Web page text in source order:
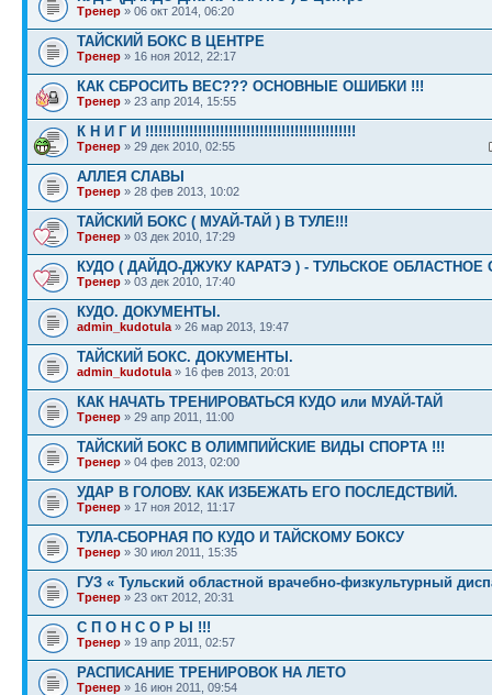
Тренер » 06 окт 2014, 06:20
ТАЙСКИЙ БОКС В ЦЕНТРЕ
Тренер » 16 ноя 2012, 22:17
КАК СБРОСИТЬ ВЕС??? ОСНОВНЫЕ ОШИБКИ !!!
Тренер » 23 апр 2014, 15:55
К Н И Г И !!!!!!!!!!!!!!!!!!!!!!!!!!!!!!!!!!!!!!!!!!!!!!!!
Тренер » 29 дек 2010, 02:55
АЛЛЕЯ СЛАВЫ
Тренер » 28 фев 2013, 10:02
ТАЙСКИЙ БОКС ( МУАЙ-ТАЙ ) В ТУЛЕ!!!
Тренер » 03 дек 2010, 17:29
КУДО ( ДАЙДО-ДЖУКУ КАРАТЭ ) - ТУЛЬСКОЕ ОБЛАСТНОЕ
Тренер » 03 дек 2010, 17:40
КУДО. ДОКУМЕНТЫ.
admin_kudotula » 26 мар 2013, 19:47
ТАЙСКИЙ БОКС. ДОКУМЕНТЫ.
admin_kudotula » 16 фев 2013, 20:01
КАК НАЧАТЬ ТРЕНИРОВАТЬСЯ КУДО или МУАЙ-ТАЙ
Тренер » 29 апр 2011, 11:00
ТАЙСКИЙ БОКС В ОЛИМПИЙСКИЕ ВИДЫ СПОРТА !!!
Тренер » 04 фев 2013, 02:00
УДАР В ГОЛОВУ. КАК ИЗБЕЖАТЬ ЕГО ПОСЛЕДСТВИЙ.
Тренер » 17 ноя 2012, 11:17
ТУЛА-СБОРНАЯ ПО КУДО И ТАЙСКОМУ БОКСУ
Тренер » 30 июл 2011, 15:35
ГУЗ « Тульский областной врачебно-физкультурный
Тренер » 23 окт 2012, 20:31
С П О Н С О Р Ы !!!
Тренер » 19 апр 2011, 02:57
РАСПИСАНИЕ ТРЕНИРОВОК НА ЛЕТО
Тренер » 16 июн 2011, 09:54